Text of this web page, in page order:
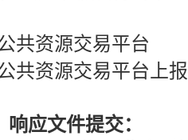
共资源交易平台
共资源交易平台上
响应文件提交：